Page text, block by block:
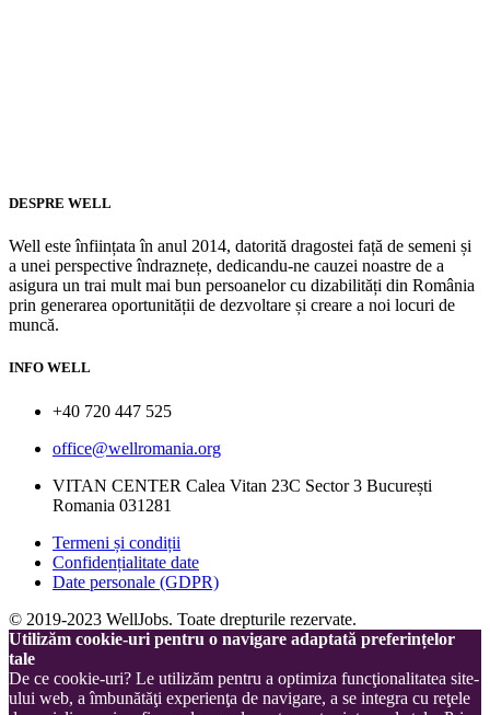
DESPRE WELL
Well este înființata în anul 2014, datorită dragostei față de semeni și
a unei perspective îndraznețe, dedicandu-ne cauzei noastre de a
asigura un trai mult mai bun persoanelor cu dizabilități din România
prin generarea oportunității de dezvoltare și creare a noi locuri de
muncă.
INFO WELL
+40 720 447 525
office@wellromania.org
VITAN CENTER Calea Vitan 23C Sector 3 București
Romania 031281
Termeni și condiții
Confidențialitate date
Date personale (GDPR)
© 2019-2023 WellJobs. Toate drepturile rezervate.
Utilizăm cookie-uri pentru o navigare adaptată preferințelor
tale
De ce cookie-uri? Le utilizăm pentru a optimiza funcţionalitatea site-
ului web, a îmbunătăţi experienţa de navigare, a se integra cu reţele